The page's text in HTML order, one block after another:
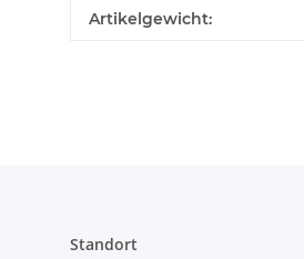
Produkteigenschaft
Wert
Artikelgewicht:
Standort